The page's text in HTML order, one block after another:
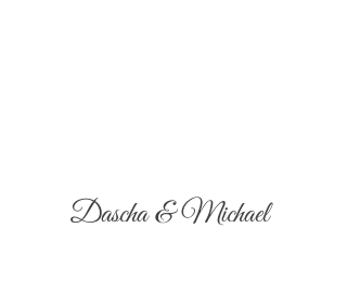
Dascha & Michael